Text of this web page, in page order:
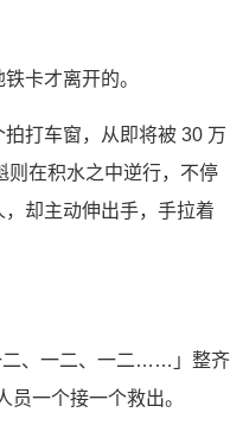
卡才离开的。
打车窗，从即将被 30 万
则在积水之中逆行，不停
却主动伸出手，手拉着
二、一二、一二……」整齐
一个接一个救出。